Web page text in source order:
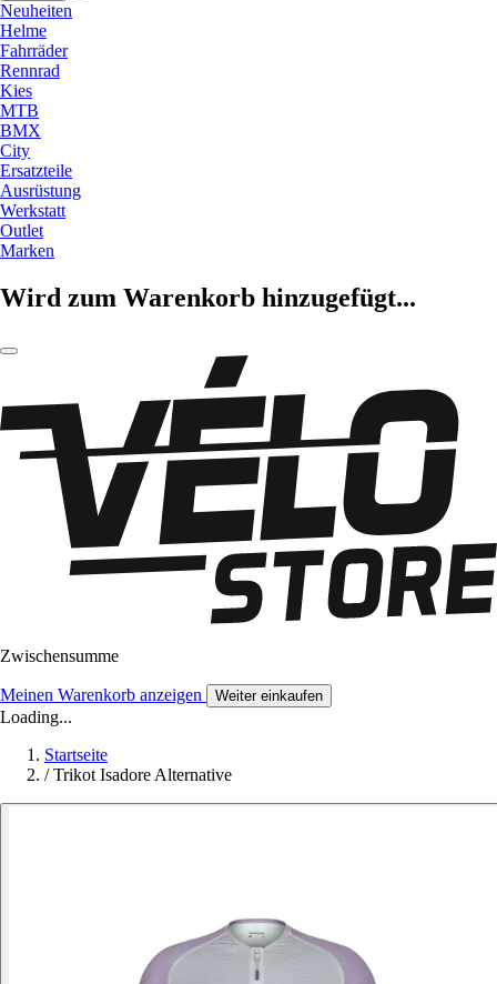
Neuheiten
Helme
Fahrräder
Rennrad
Kies
MTB
BMX
City
Ersatzteile
Ausrüstung
Werkstatt
Outlet
Marken
Wird zum Warenkorb hinzugefügt...
Zwischensumme
Meinen Warenkorb anzeigen Weiter einkaufen
Loading...
Startseite
/ Trikot Isadore Alternative